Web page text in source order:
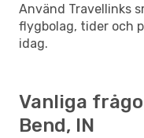
Använd Travellinks
flygbolag, tider och
idag.
Vanliga
Bend, IN